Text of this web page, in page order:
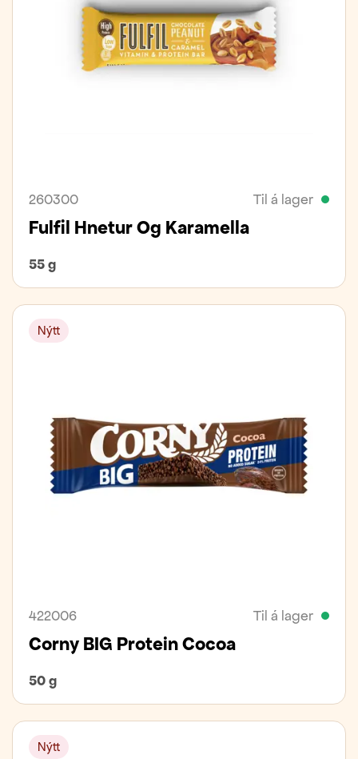
260300 Til á lager
Fulfil Hnetur Og Karamella
55 g
Nýtt
422006 Til á lager
Corny BIG Protein Cocoa
50 g
Nýtt